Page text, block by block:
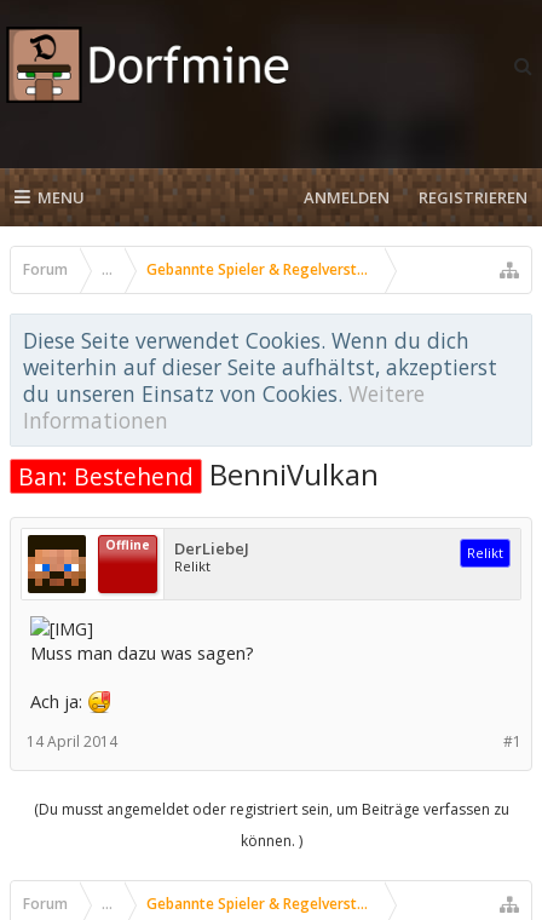
MENU ANMELDEN REGISTRIEREN
Forum ... Gebannte Spieler & Regelverstöße
Diese Seite verwendet Cookies. Wenn du dich
weiterhin auf dieser Seite aufhältst, akzeptierst
du unseren Einsatz von Cookies. Weitere
Informationen
Ban: Bestehend BenniVulkan
Offline DerLiebeJ
Relikt
Relikt
Muss man dazu was sagen?
Ach ja:
#1
14 April 2014
(Du musst angemeldet oder registriert sein, um Beiträge verfassen zu
können. )
Forum ... Gebannte Spieler & Regelverstöße